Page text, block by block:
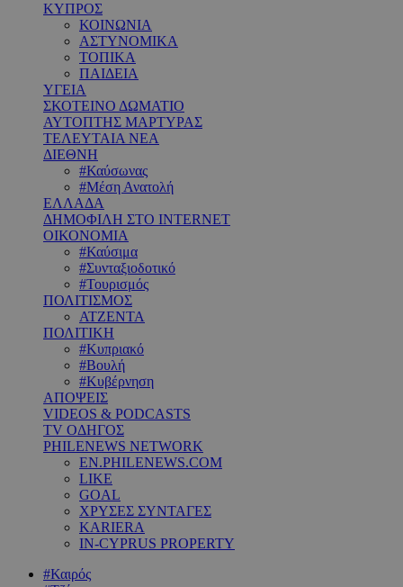
ΚΥΠΡΟΣ
ΚΟΙΝΩΝΙΑ
ΑΣΤΥΝΟΜΙΚΑ
ΤΟΠΙΚΑ
ΠΑΙΔΕΙΑ
ΥΓΕΙΑ
ΣΚΟΤΕΙΝΟ ΔΩΜΑΤΙΟ
ΑΥΤΟΠΤΗΣ ΜΑΡΤΥΡΑΣ
ΤΕΛΕΥΤΑΙΑ ΝΕΑ
ΔΙΕΘΝΗ
#Καύσωνας
#Μέση Ανατολή
ΕΛΛΑΔΑ
ΔΗΜΟΦΙΛΗ ΣΤΟ INTERNET
ΟΙΚΟΝΟΜΙΑ
#Καύσιμα
#Συνταξιοδοτικό
#Τουρισμός
ΠΟΛΙΤΙΣΜΟΣ
ΑΤΖΕΝΤΑ
ΠΟΛΙΤΙΚΗ
#Κυπριακό
#Βουλή
#Κυβέρνηση
ΑΠΟΨΕΙΣ
VIDEOS & PODCASTS
TV ΟΔΗΓΟΣ
PHILENEWS NETWORK
EN.PHILENEWS.COM
LIKE
GOAL
ΧΡΥΣΕΣ ΣΥΝΤΑΓΕΣ
KARIERA
IN-CYPRUS PROPERTY
#Καιρός